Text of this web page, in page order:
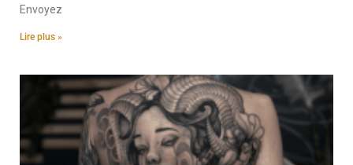
Envoyez
Lire plus »